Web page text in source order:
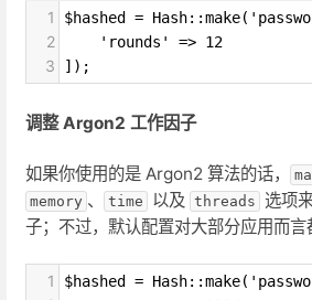
1 $hashed =
2
    'rounds' => 12
3 ]);
调整 Argon2 工作因子
如果你使用的是 Argon2 算法的话，
memory 、 time 以及 threads 选项
子；不过，默认配置对大部分应用而言
1 $hashed =